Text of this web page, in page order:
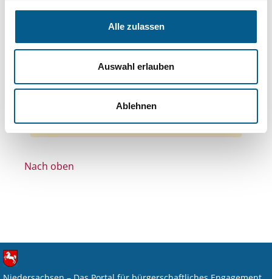
Alle zulassen
Auswahl erlauben
Ablehnen
Themen: Denkmalschutz
Themen: Integration
Themen: Kinder, Jugendliche & Familie
Themen: Seniorinnen, Senioren & Pflege
Themen: Wissenschaft und Forschung
Alle Filter entfernen
Nach oben